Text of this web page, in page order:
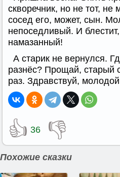
скворечник, но не тот, не
сосед его, может, сын.
непоседливый. И
намазанный!
А старик не вернулся.
разнёс? Прощай, старый
раз. Здравствуй,
👍 36 👎
Похожие сказки